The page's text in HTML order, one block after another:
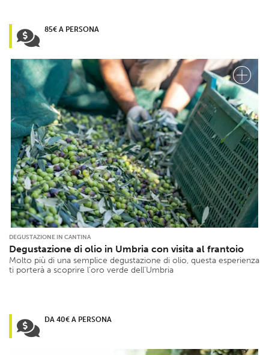
85€ A PERSONA
DEGUSTAZIONE IN CANTINA
Degustazione di olio in Umbria con visita al frantoio
Molto più di una semplice degustazione di olio, questa esperienza
ti porterà a scoprire l’oro verde dell’Umbria
DA 40€ A PERSONA